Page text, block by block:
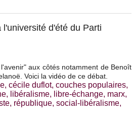
d'été du Parti
aux côtés notamment de Benoît
Voici la vidéo de ce débat.
, cécile duflot, couches populaires,
, libéralisme, libre-échange, marx,
, république, social-libéralisme,